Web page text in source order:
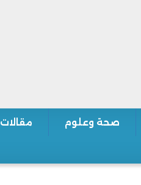
صحة وعلوم مقالات